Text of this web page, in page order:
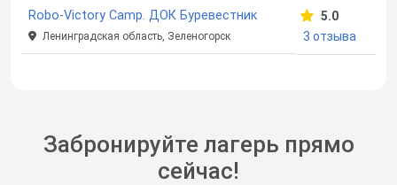
Robo-Victory Camp. ДОК Буревестник
Ленинградская область, Зеленогорск
5.0
3 отзыва
Забронируйте лагерь прямо
сейчас!